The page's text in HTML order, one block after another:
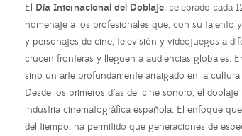
El Día Internacional del Doblaje, celebrado cada
homenaje a los profesionales que, con su talento
y personajes de cine, televisión y videojuegos a
crucen fronteras y lleguen a audiencias globales.
sino un arte profundamente arraigado en la
Desde los primeros días del cine sonoro, el
industria cinematográfica española. El enfoque
del tiempo, ha permitido que generaciones de